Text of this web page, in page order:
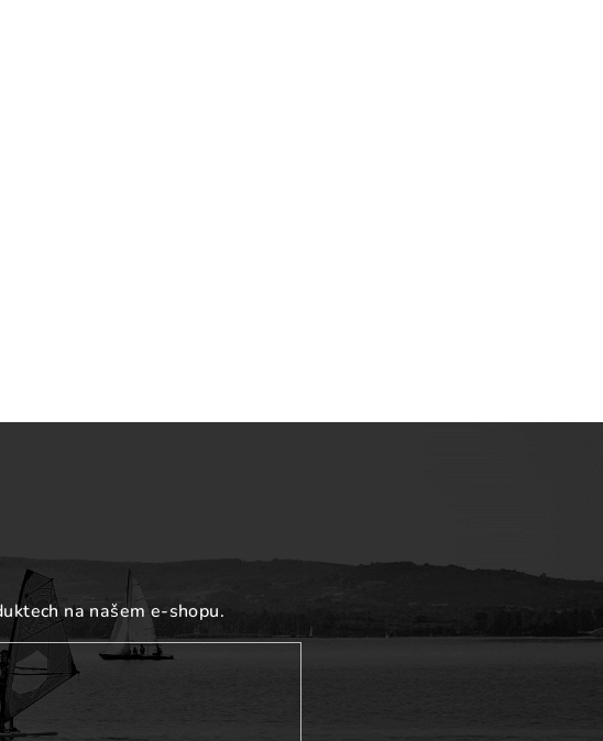
na našem e-shopu.